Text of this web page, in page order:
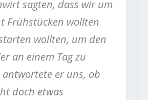
sagten, dass wir um
Frühstücken wollten
wollten, um den
an einem Tag zu
antwortete er uns, ob
doch etwas